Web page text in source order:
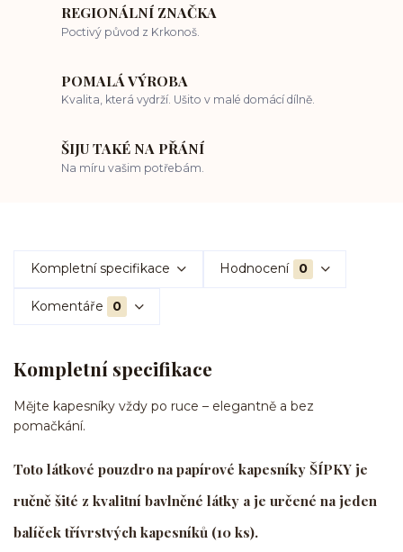
REGIONÁLNÍ ZNAČKA
Poctivý původ z Krkonoš.
POMALÁ VÝROBA
Kvalita, která vydrží. Ušito v malé domácí dílně.
ŠIJU TAKÉ NA PŘÁNÍ
Na míru vašim potřebám.
Kompletní specifikace Hodnocení 0
Komentáře 0
Kompletní specifikace
Mějte kapesníky vždy po ruce – elegantně a bez
pomačkání.
Toto látkové pouzdro na papírové kapesníky ŠÍPKY je
ručně šité z kvalitní bavlněné látky a je určené na jeden
balíček třívrstvých kapesníků (10 ks).